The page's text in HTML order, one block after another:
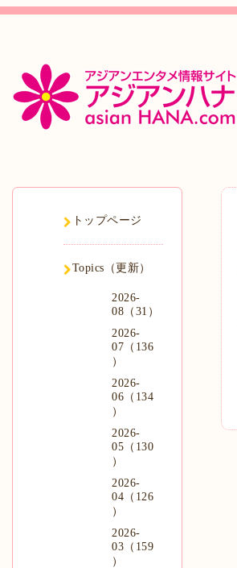
トップページ
Topics（更新）
2026-
08（31）
2026-
07（136
）
2026-
06（134
）
2026-
05（130
）
2026-
04（126
）
2026-
03（159
）